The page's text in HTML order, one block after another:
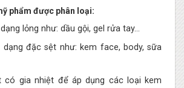
phẩm được phân loại:
lỏng như: dầu gội, gel rửa tay…
đặc sệt như: kem face, body, sữa
có gia nhiệt để áp dụng các loại kem